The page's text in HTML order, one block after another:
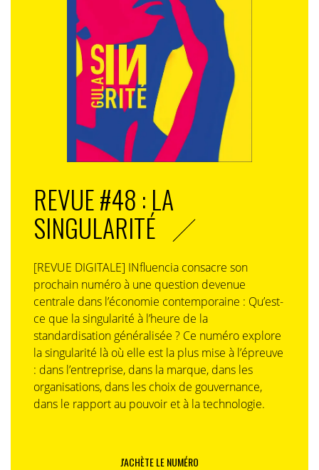
REVUE #48 : LA
SINGULARITÉ
[REVUE DIGITALE] INfluencia consacre son
prochain numéro à une question devenue
centrale dans l’économie contemporaine : Qu’est-
ce que la singularité à l’heure de la
standardisation généralisée ? Ce numéro explore
la singularité là où elle est la plus mise à l’épreuve
: dans l’entreprise, dans la marque, dans les
organisations, dans les choix de gouvernance,
dans le rapport au pouvoir et à la technologie.
J'ACHÈTE LE NUMÉRO